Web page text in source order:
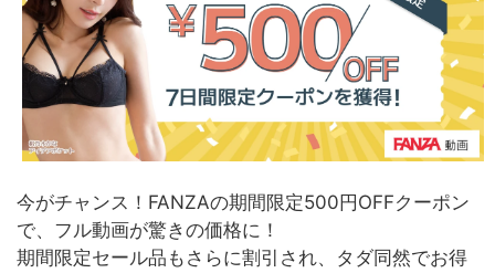
今がチャンス！FANZAの期間限定500円OFFクーポン
で、フル動画が驚きの価格に！
期間限定セール品もさらに割引され、タダ同然でお得